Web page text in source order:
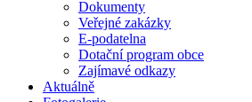
Dokumenty
Veřejné zakázky
E-podatelna
Dotační program obce
Zajímavé odkazy
Aktuálně